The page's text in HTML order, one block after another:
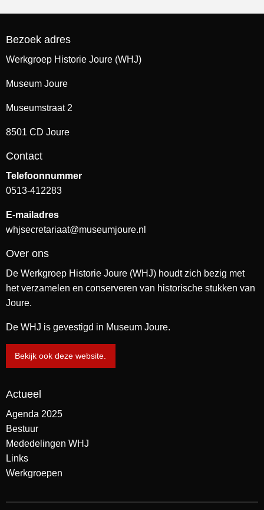
Bezoek adres
Werkgroep Historie Joure (WHJ)
Museum Joure
Museumstraat 2
8501 CD Joure
Contact
Telefoonnummer
0513-412283
E-mailadres
whjsecretariaat@museumjoure.nl
Over ons
De Werkgroep Historie Joure (WHJ) houdt zich bezig met
het verzamelen en conserveren van historische stukken van
Joure.
De WHJ is gevestigd in Museum Joure.
Bekijk ook deze website.
Actueel
Agenda 2025
Bestuur
Mededelingen WHJ
Links
Werkgroepen